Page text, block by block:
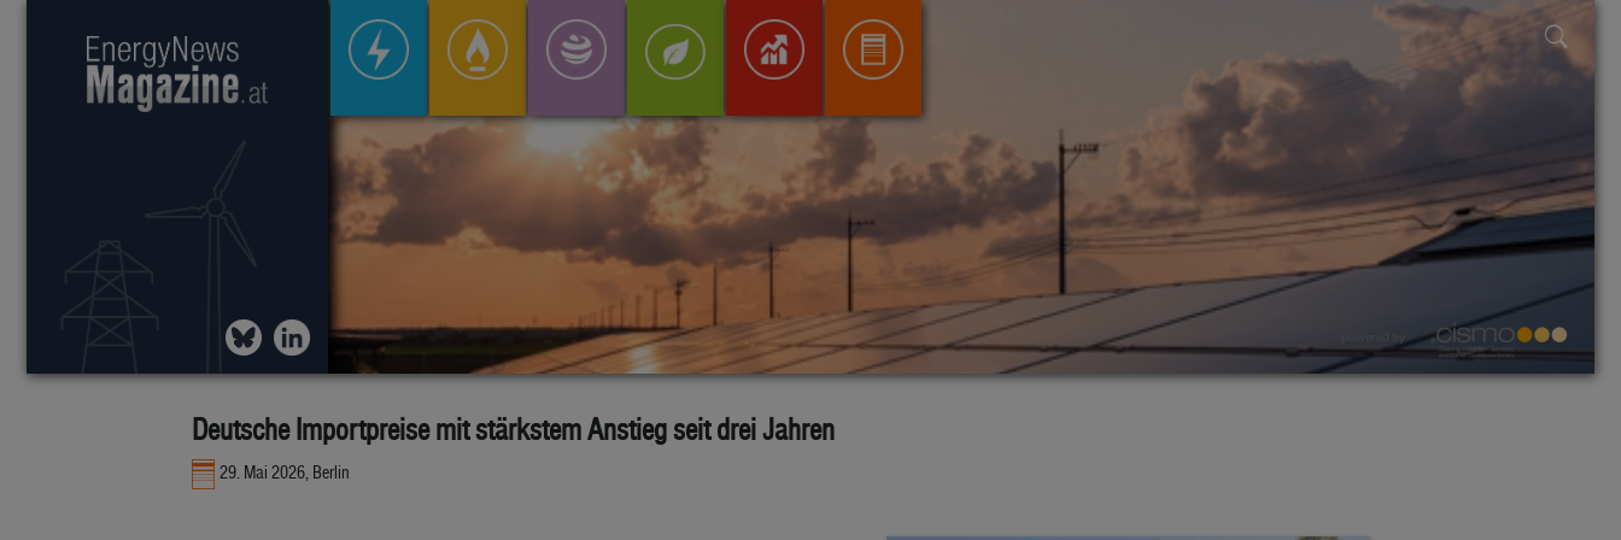
Deutsche Importpreise mit stärkstem Anstieg seit drei Jahren
29. Mai 2026, Berlin